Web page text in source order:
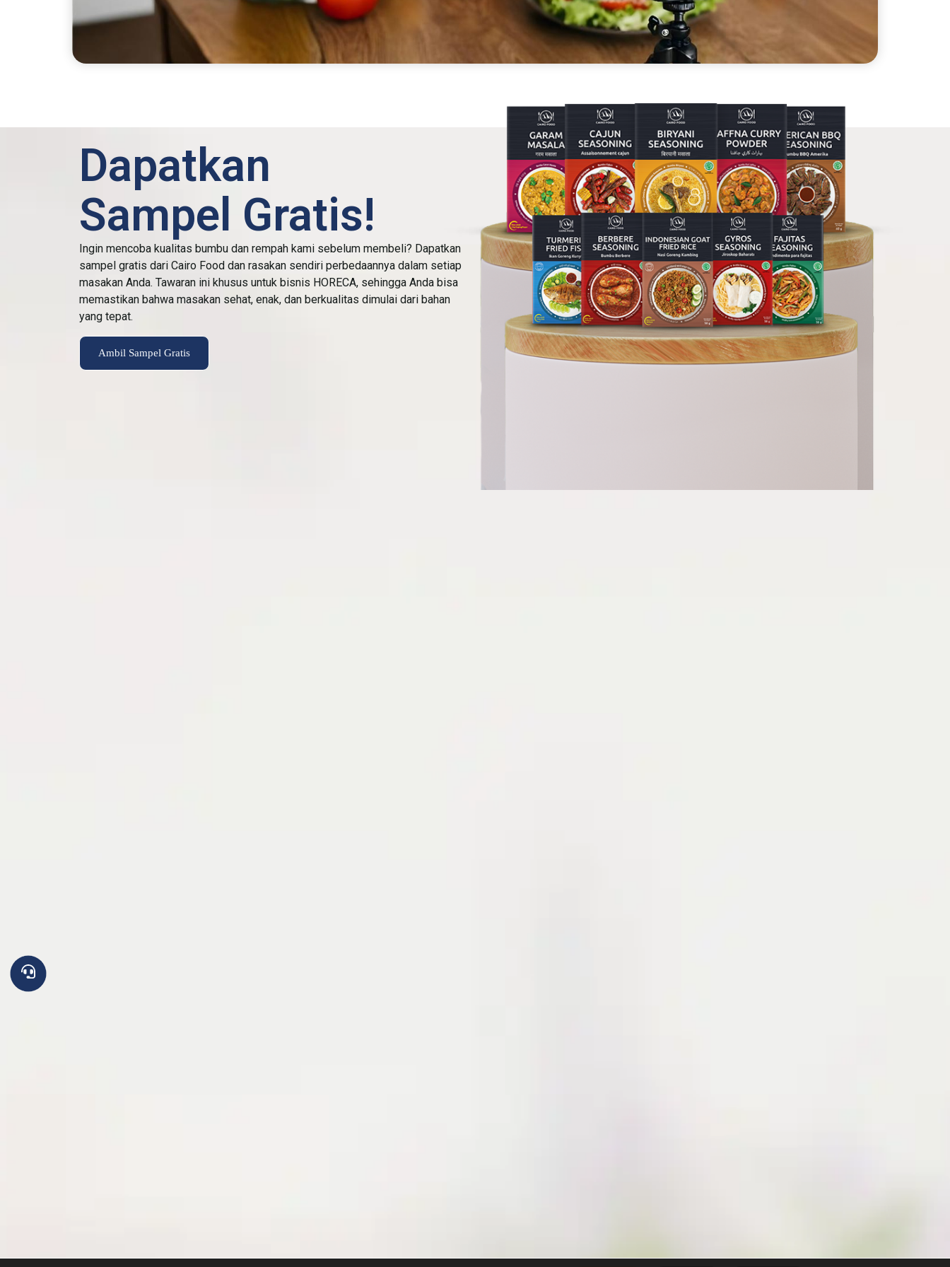
Dapatkan
Sampel Gratis!
Ingin mencoba kualitas bumbu dan rempah kami sebelum membeli? Dapatkan
sampel gratis dari Cairo Food dan rasakan sendiri perbedaannya dalam setiap
masakan Anda. Tawaran ini khusus untuk bisnis HORECA, sehingga Anda bisa
memastikan bahwa masakan sehat, enak, dan berkualitas dimulai dari bahan
yang tepat.
Ambil Sampel Gratis